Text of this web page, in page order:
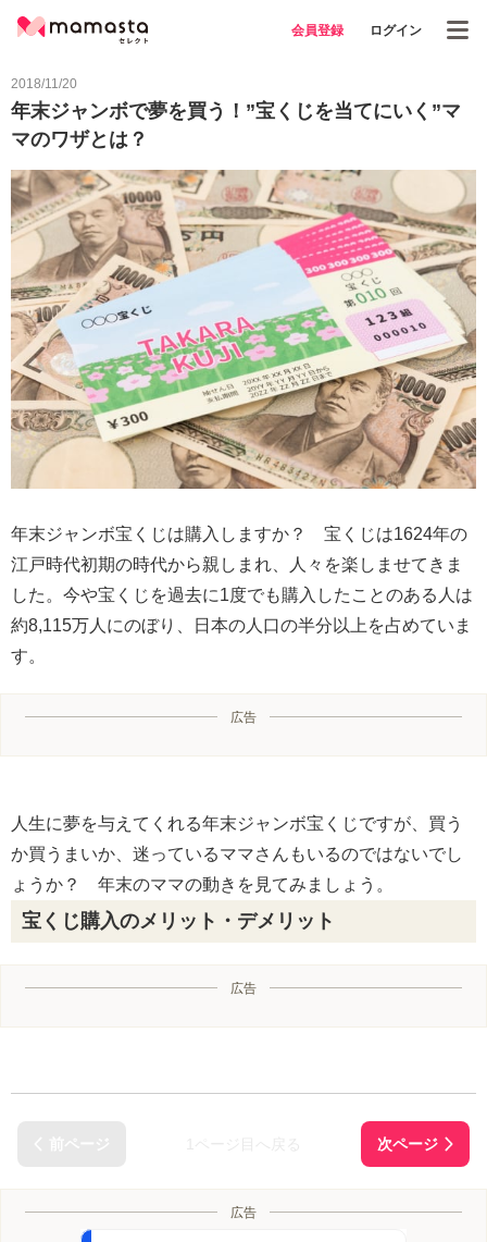
会員登録 ログイン
2018/11/20
年末ジャンボで夢を買う！”宝くじを当てにいく”マ
マのワザとは？
年末ジャンボ宝くじは購入しますか？ 宝くじは1624年の
江戸時代初期の時代から親しまれ、人々を楽しませてきま
した。今や宝くじを過去に1度でも購入したことのある人は
約8,115万人にのぼり、日本の人口の半分以上を占めていま
す。
広告
人生に夢を与えてくれる年末ジャンボ宝くじですが、買う
か買うまいか、迷っているママさんもいるのではないでし
ょうか？ 年末のママの動きを見てみましょう。
宝くじ購入のメリット・デメリット
広告
広告